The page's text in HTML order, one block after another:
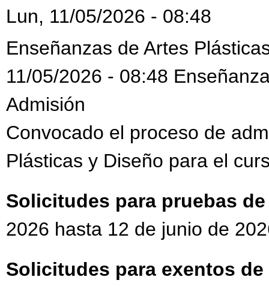
Lun, 11/05/2026 - 08:48
Enseñanzas de Artes
11/05/2026 - 08:48
Admisión
Convocado el proceso de
Plásticas y Diseño para el
Solicitudes para pruebas
2026 hasta 12 de junio de
Solicitudes para exentos